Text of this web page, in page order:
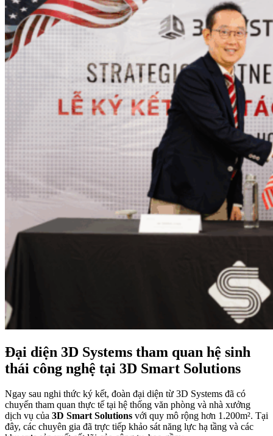
Đại diện 3D Systems tham quan hệ sinh
thái công nghệ tại 3D Smart Solutions
Ngay sau nghi thức ký kết, đoàn đại diện từ 3D Systems đã có
chuyến tham quan thực tế tại hệ thống văn phòng và nhà xưởng
dịch vụ của 3D Smart Solutions với quy mô rộng hơn 1.200m². Tại
đây, các chuyên gia đã trực tiếp khảo sát năng lực hạ tầng và các